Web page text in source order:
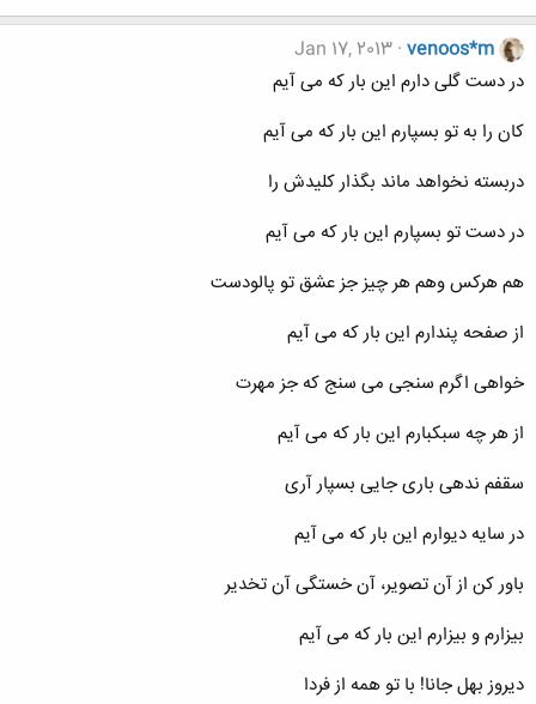
venoos*m
Jan 17, 2013
در دست گلی دارم این بار که می آیم
کان را به تو بسپارم این بار که می آیم
دربسته نخواهد ماند بگذار کلیدش را
در دست تو بسپارم این بار که می آیم
هم هرکس وهم هر چیز جز عشق تو پالودست
از صفحه پندارم این بار که می آیم
خواهی اگرم سنجی می سنج که جز مهرت
از هر چه سبکبارم این بار که می آیم
سقفم ندهی باری جایی بسپار آری
در سایه دیوارم این بار که می آیم
باور کن از آن تصویر، آن خستگی آن تخدیر
بیزارم و بیزارم این بار که می آیم
دیروز بهل جانا! با تو همه از فردا